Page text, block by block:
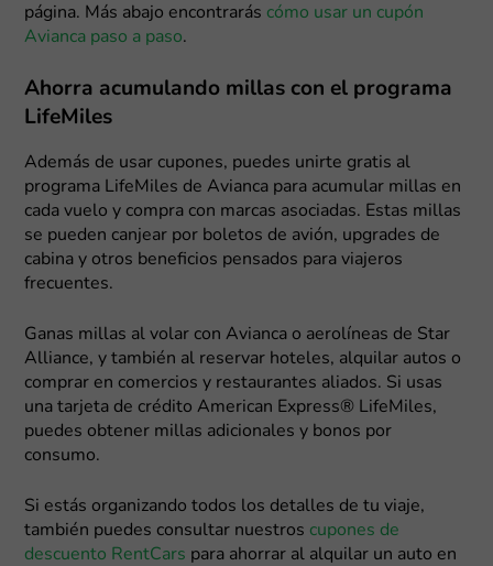
página. Más abajo encontrarás cómo usar un cupón
Avianca paso a paso.
Ahorra acumulando millas con el programa
LifeMiles
Además de usar cupones, puedes unirte gratis al
programa LifeMiles de Avianca para acumular millas en
cada vuelo y compra con marcas asociadas. Estas millas
se pueden canjear por boletos de avión, upgrades de
cabina y otros beneficios pensados para viajeros
frecuentes.
Ganas millas al volar con Avianca o aerolíneas de Star
Alliance, y también al reservar hoteles, alquilar autos o
comprar en comercios y restaurantes aliados. Si usas
una tarjeta de crédito American Express® LifeMiles,
puedes obtener millas adicionales y bonos por
consumo.
Si estás organizando todos los detalles de tu viaje,
también puedes consultar nuestros cupones de
descuento RentCars para ahorrar al alquilar un auto en